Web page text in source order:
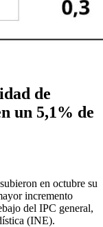
de
un 5,1% de
en octubre su
incremento
del IPC general,
(INE).